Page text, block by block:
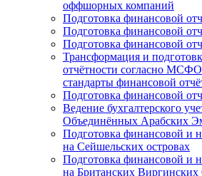
оффшорных компаний
Подготовка финансовой
Подготовка финансовой
Подготовка финансовой
Трансформация и
отчётности согласно
стандарты финансовой
Подготовка финансовой
Ведение бухгалтерского
Объединённых Арабских
Подготовка финансовой и
на Сейшельских островах
Подготовка финансовой и
на Британских Виргинских